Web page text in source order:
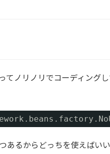
ノリノリでコーディング
あるからどっちを使えばい